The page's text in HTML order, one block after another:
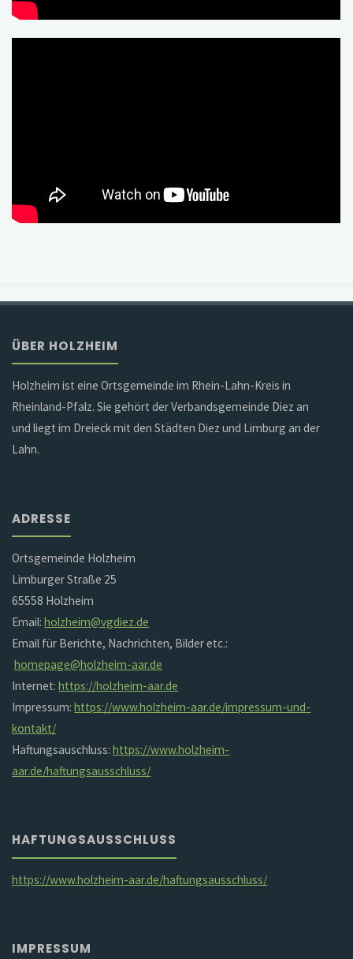
ÜBER HOLZHEIM
Holzheim ist eine Ortsgemeinde im Rhein-Lahn-Kreis in
Rheinland-Pfalz. Sie gehört der Verbandsgemeinde Diez an
und liegt im Dreieck mit den Städten Diez und Limburg an der
Lahn.
ADRESSE
Ortsgemeinde Holzheim
Limburger Straße 25
65558 Holzheim
Email:holzheim@vgdiez.de
Email für Berichte, Nachrichten, Bilder etc.:
homepage@holzheim-aar.de
Internet:https://holzheim-aar.de
Impressum:https://www.holzheim-aar.de/impressum-und-
kontakt/
Haftungsauschluss:https://www.holzheim-
aar.de/haftungsausschluss/
HAFTUNGSAUSSCHLUSS
https://www.holzheim-aar.de/haftungsausschluss/
IMPRESSUM